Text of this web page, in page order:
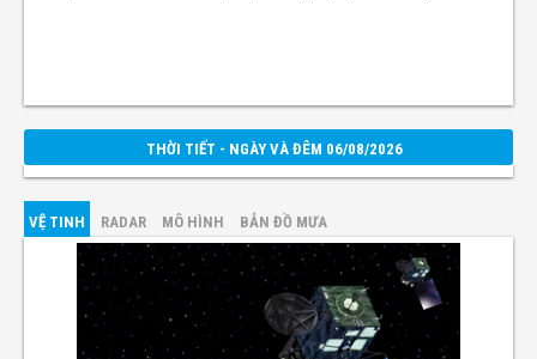
THỜI TIẾT - NGÀY VÀ ĐÊM 06/08/2026
VỆ TINH RADAR MÔ HÌNH BẢN ĐỒ MƯA